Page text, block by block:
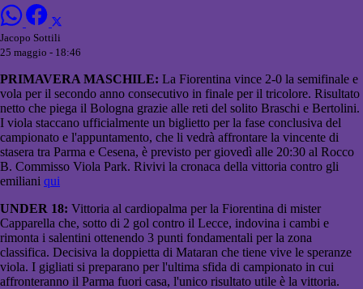
Jacopo Sottili
25 maggio - 18:46
PRIMAVERA MASCHILE: La Fiorentina vince 2-0 la semifinale e
vola per il secondo anno consecutivo in finale per il tricolore. Risultato
netto che piega il Bologna grazie alle reti del solito Braschi e Bertolini.
I viola staccano ufficialmente un biglietto per la fase conclusiva del
campionato e l'appuntamento, che li vedrà affrontare la vincente di
stasera tra Parma e Cesena, è previsto per giovedì alle 20:30 al Rocco
B. Commisso Viola Park. Rivivi la cronaca della vittoria contro gli
emiliani qui
UNDER 18: Vittoria al cardiopalma per la Fiorentina di mister
Capparella che, sotto di 2 gol contro il Lecce, indovina i cambi e
rimonta i salentini ottenendo 3 punti fondamentali per la zona
classifica. Decisiva la doppietta di Mataran che tiene vive le speranze
viola. I gigliati si preparano per l'ultima sfida di campionato in cui
affronteranno il Parma fuori casa, l'unico risultato utile è la vittoria.